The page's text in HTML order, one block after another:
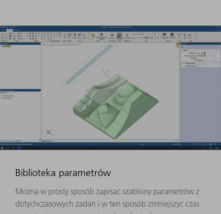
Biblioteka parametrów
Można w prosty sposób zapisać szablony parametrów z
dotychczasowych zadań i w ten sposób zmniejszyć czas